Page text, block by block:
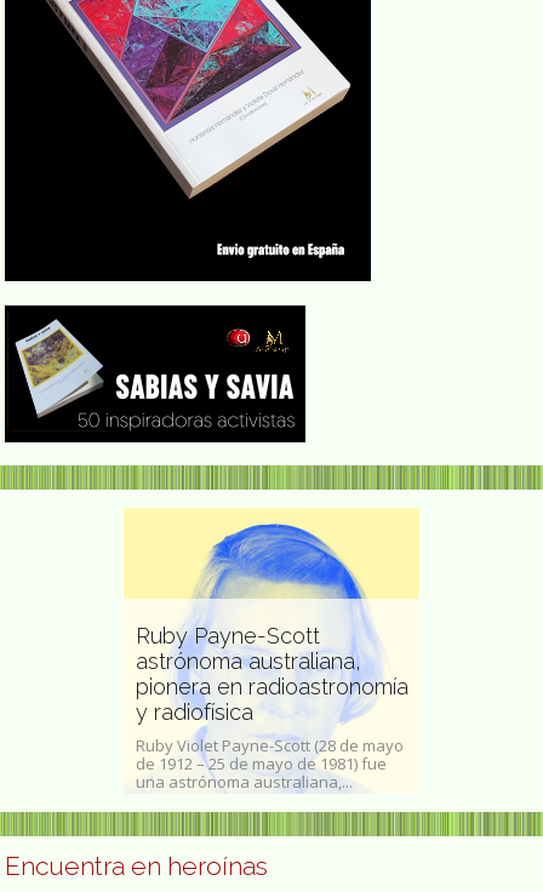
Ruby Payne-Scott
astrónoma australiana,
pionera en radioastronomía
y radiofísica
Ruby Violet Payne-Scott (28 de mayo
de 1912 – 25 de mayo de 1981) fue
una astrónoma australiana,...
Encuentra en heroínas